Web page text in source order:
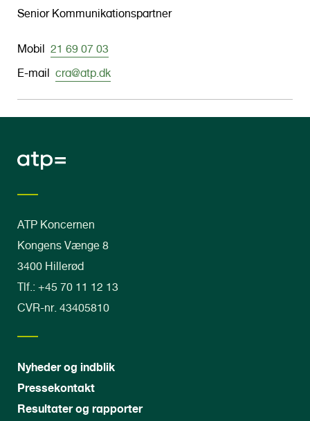
Senior Kommunikationspartner
Mobil 21 69 07 03
E-mail cra@atp.dk
ATP Koncernen
Kongens Vænge 8
3400 Hillerød
Tlf.: +45 70 11 12 13
CVR-nr. 43405810
Nyheder og indblik
Pressekontakt
Resultater og rapporter